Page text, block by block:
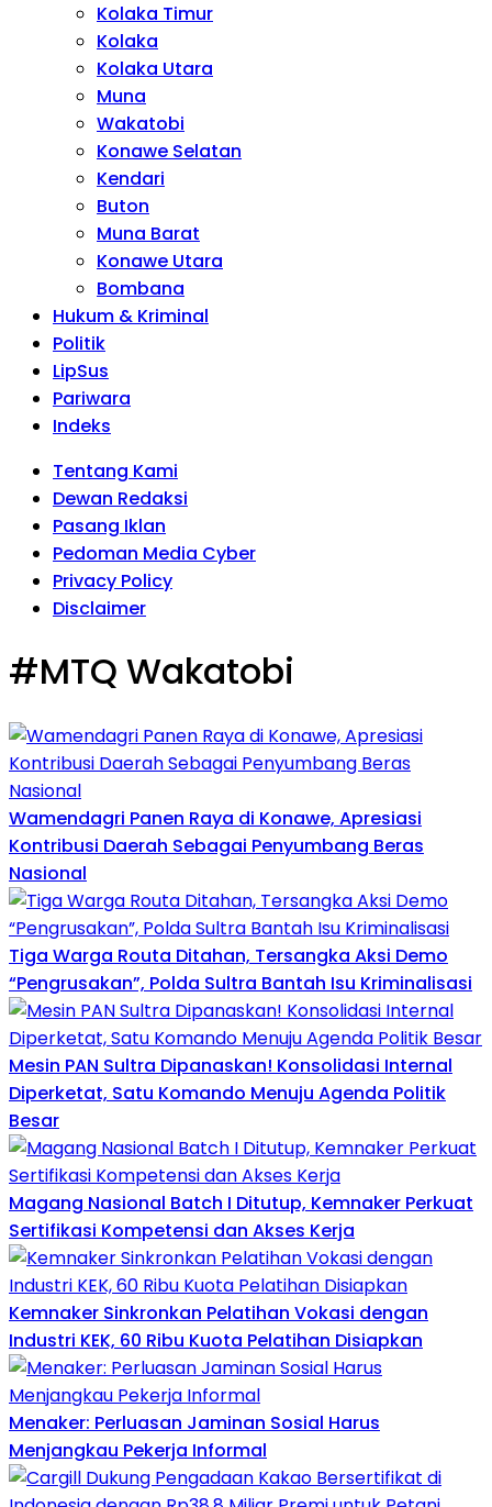
Kolaka Timur
Kolaka
Kolaka Utara
Muna
Wakatobi
Konawe Selatan
Kendari
Buton
Muna Barat
Konawe Utara
Bombana
Hukum & Kriminal
Politik
LipSus
Pariwara
Indeks
Tentang Kami
Dewan Redaksi
Pasang Iklan
Pedoman Media Cyber
Privacy Policy
Disclaimer
#MTQ Wakatobi
Wamendagri Panen Raya di Konawe, Apresiasi
Kontribusi Daerah Sebagai Penyumbang Beras
Nasional
Tiga Warga Routa Ditahan, Tersangka Aksi Demo
“Pengrusakan”, Polda Sultra Bantah Isu Kriminalisasi
Mesin PAN Sultra Dipanaskan! Konsolidasi Internal
Diperketat, Satu Komando Menuju Agenda Politik
Besar
Magang Nasional Batch I Ditutup, Kemnaker Perkuat
Sertifikasi Kompetensi dan Akses Kerja
Kemnaker Sinkronkan Pelatihan Vokasi dengan
Industri KEK, 60 Ribu Kuota Pelatihan Disiapkan
Menaker: Perluasan Jaminan Sosial Harus
Menjangkau Pekerja Informal